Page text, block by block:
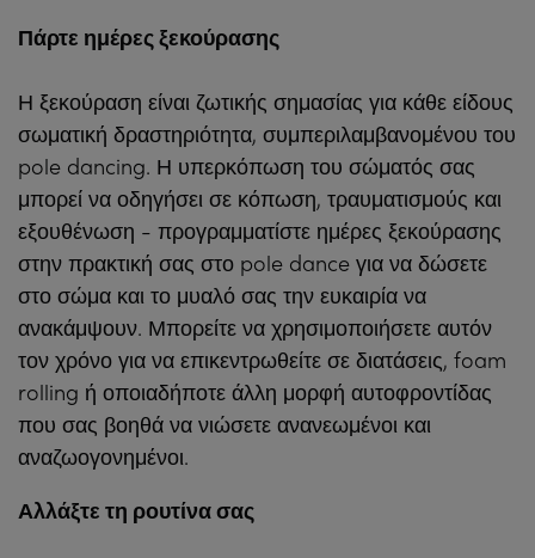
Πάρτε ημέρες ξεκούρασης
Η ξεκούραση είναι ζωτικής σημασίας για κάθε είδους
σωματική δραστηριότητα, συμπεριλαμβανομένου του
pole dancing. Η υπερκόπωση του σώματός σας
μπορεί να οδηγήσει σε κόπωση, τραυματισμούς και
εξουθένωση - προγραμματίστε ημέρες ξεκούρασης
στην πρακτική σας στο pole dance για να δώσετε
στο σώμα και το μυαλό σας την ευκαιρία να
ανακάμψουν. Μπορείτε να χρησιμοποιήσετε αυτόν
τον χρόνο για να επικεντρωθείτε σε διατάσεις, foam
rolling ή οποιαδήποτε άλλη μορφή αυτοφροντίδας
που σας βοηθά να νιώσετε ανανεωμένοι και
αναζωογονημένοι.
Αλλάξτε τη ρουτίνα σας